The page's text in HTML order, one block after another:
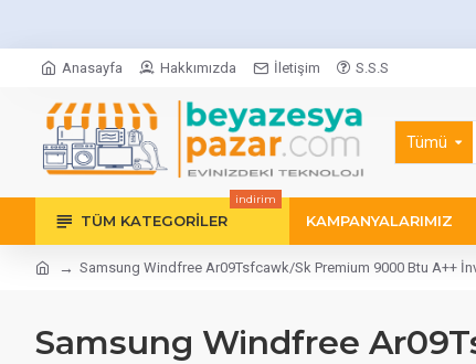
Anasayfa Hakkımızda İletişim S.S.S
Tümü
TÜM KATEGORILER
indirim
KAMPANYALARIMIZ
Samsung Windfree Ar09Tsfcawk/Sk Premium 9000 Btu A++
Samsung Windfree